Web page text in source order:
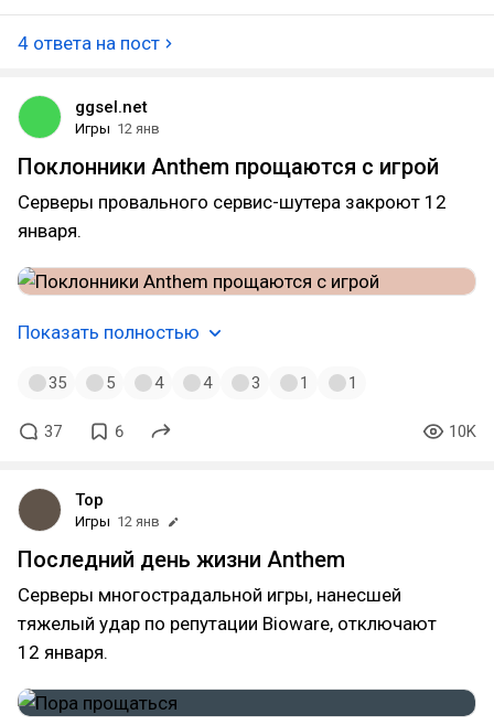
4 ответа на пост
ggsel.net
Игры 12 янв
Поклонники Anthem прощаются с игрой
Серверы провального сервис-шутера закроют 12
января.
Показать полностью
35 5 4 4 3 1 1
37 6 10K
Top
Игры 12 янв
Последний день жизни Anthem
Серверы многострадальной игры, нанесшей
тяжелый удар по репутации Bioware, отключают
12 января.